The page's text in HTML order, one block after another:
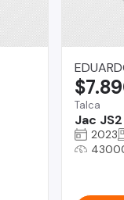
Talca
Jac JS2
2023